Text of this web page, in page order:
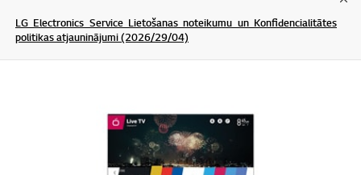
LG Electronics Service Lietošanas noteikumu un Konfidencialitātes
politikas atjauninājumi (2026/29/04)